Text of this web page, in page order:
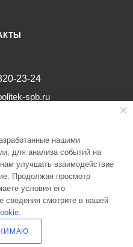
23-24
spb.ru
Минеральная ул, д.
СПБ Все права защищены
нашими
для анализа событий на
улучшать взаимодействие
Продолжая просмотр
условия его
сведения смотрите в нашей
.